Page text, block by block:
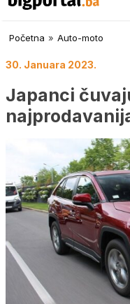
Početna » Auto-moto
30. Januara 2023.
Japanci